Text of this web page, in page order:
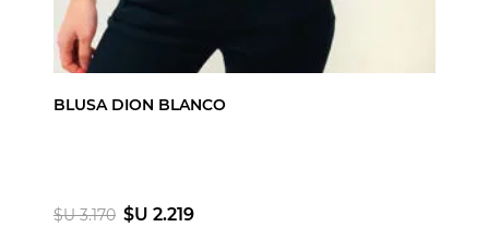
BLUSA DION BLANCO
$U 3.170 $U 2.219